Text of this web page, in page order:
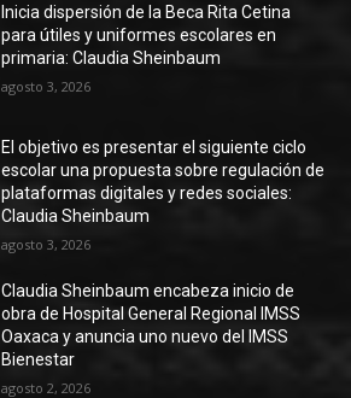
Inicia dispersión de la Beca Rita Cetina
para útiles y uniformes escolares en
primaria: Claudia Sheinbaum
agosto 3, 2026
El objetivo es presentar el siguiente ciclo
escolar una propuesta sobre regulación de
plataformas digitales y redes sociales:
Claudia Sheinbaum
agosto 3, 2026
Claudia Sheinbaum encabeza inicio de
obra de Hospital General Regional IMSS
Oaxaca y anuncia uno nuevo del IMSS
Bienestar
agosto 2, 2026